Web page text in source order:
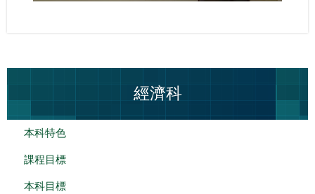
經濟科
本科特色
課程目標
本科目標